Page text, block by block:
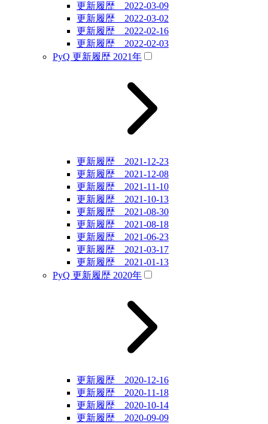
更新履歴 2022-03-09
更新履歴 2022-03-02
更新履歴 2022-02-16
更新履歴 2022-02-03
PyQ 更新履歴 2021年
更新履歴 2021-12-23
更新履歴 2021-12-08
更新履歴 2021-11-10
更新履歴 2021-10-13
更新履歴 2021-08-30
更新履歴 2021-08-18
更新履歴 2021-06-23
更新履歴 2021-03-17
更新履歴 2021-01-13
PyQ 更新履歴 2020年
更新履歴 2020-12-16
更新履歴 2020-11-18
更新履歴 2020-10-14
更新履歴 2020-09-09